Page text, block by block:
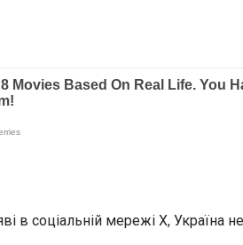
в соціальній мережі X, Україна